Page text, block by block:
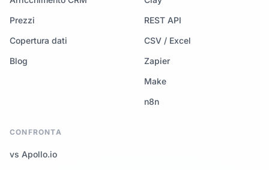
Prezzi
Copertura dati
Blog
REST API
CSV / Excel
Zapier
Make
n8n
CONFRONTA
vs Apollo.io